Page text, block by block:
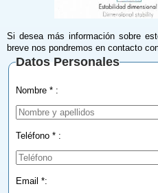
Si desea más información sobre
breve nos pondremos en contacto
Datos Personales
Nombre * :
Teléfono * :
Email *: